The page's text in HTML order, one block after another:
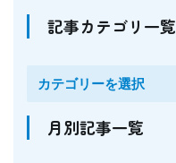
記事カテゴリ一覧
月別記事一覧